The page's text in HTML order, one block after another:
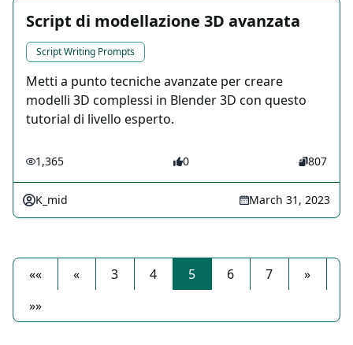
Script di modellazione 3D avanzata
Script Writing Prompts
Metti a punto tecniche avanzate per creare
modelli 3D complessi in Blender 3D con questo
tutorial di livello esperto.
1,365 0 807
K_mid March 31, 2023
«« « 3 4 5 6 7
»
»»